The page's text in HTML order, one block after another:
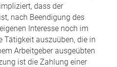
dass der
nach Beendigung des
Interesse noch im
Tätigkeit auszuüben, die in
Arbeitgeber ausgeübten
ist die Zahlung einer